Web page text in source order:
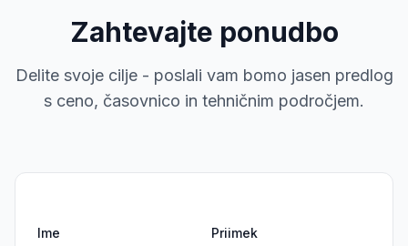
Zahtevajte ponudbo
Delite svoje cilje - poslali vam bomo jasen predlog
s ceno, časovnico in tehničnim področjem.
Ime Priimek